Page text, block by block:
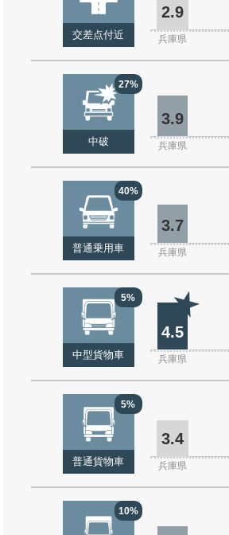
交差点付近
2.9
兵庫県
27%
中破
3.9
兵庫県
40%
普通乗用車
3.7
兵庫県
5%
中型貨物車
4.5
兵庫県
5%
普通貨物車
3.4
兵庫県
10%